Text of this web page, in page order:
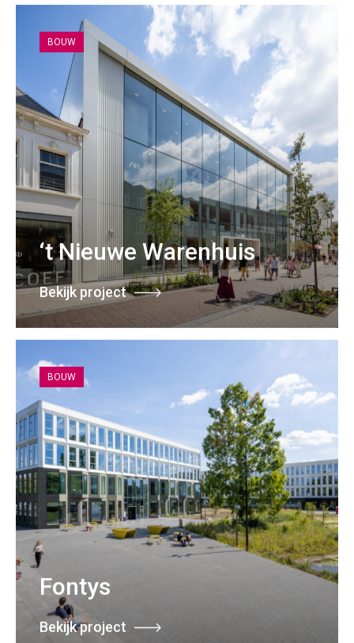
BOUW
‘t Nieuwe Warenhuis
Bekijk project
BOUW
Fontys
Bekijk project